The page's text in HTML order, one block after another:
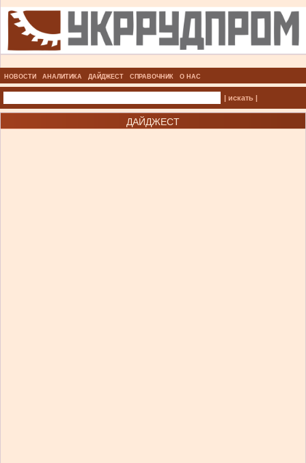
НОВОСТИ АНАЛИТИКА ДАЙДЖЕСТ СПРАВОЧНИК О НАС
| искать |
ДАЙДЖЕСТ